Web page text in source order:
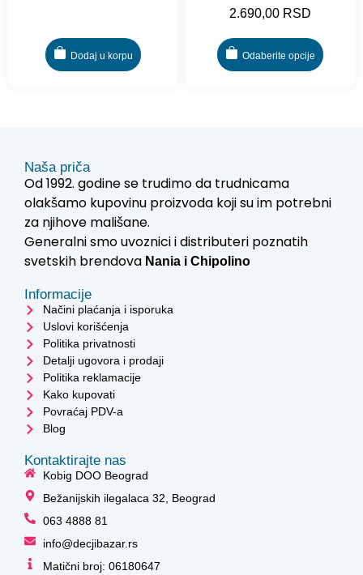
Dodaj u korpu
2.690,00 RSD
Odaberite opcije
Naša priča
Od 1992. godine se trudimo da trudnicama
olakšamo kupovinu proizvoda koji su im potrebni
za njihove mališane.
Generalni smo uvoznici i distributeri poznatih
svetskih brendova Nania i Chipolino
Informacije
Načini plaćanja i isporuka
Uslovi korišćenja
Politika privatnosti
Detalji ugovora i prodaji
Politika reklamacije
Kako kupovati
Povraćaj PDV-a
Blog
Kontaktirajte nas
Kobig DOO Beograd
Bežanijskih ilegalaca 32, Beograd
063 4888 81
info@decjibazar.rs
Matični broj: 06180647